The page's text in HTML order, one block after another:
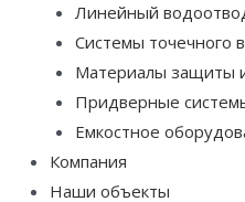
Линейный
Системы точечного
Материалы защиты
Придверные
Емкостное
Компания
Наши объекты